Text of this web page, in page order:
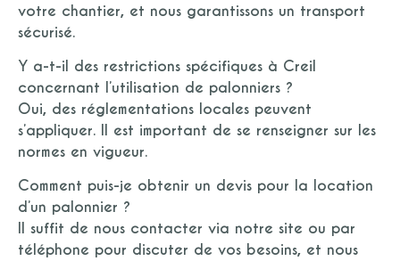
votre chantier, et nous garantissons un transport
sécurisé.
Y a-t-il des restrictions spécifiques à Creil
concernant l’utilisation de palonniers ?
Oui, des réglementations locales peuvent
s’appliquer. Il est important de se renseigner sur les
normes en vigueur.
Comment puis-je obtenir un devis pour la location
d’un palonnier ?
Il suffit de nous contacter via notre site ou par
téléphone pour discuter de vos besoins, et nous